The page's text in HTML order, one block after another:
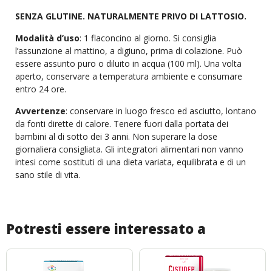
SENZA GLUTINE. NATURALMENTE PRIVO DI LATTOSIO.
Modalità d’uso: 1 flaconcino al giorno. Si consiglia
l’assunzione al mattino, a digiuno, prima di colazione. Può
essere assunto puro o diluito in acqua (100 ml). Una volta
aperto, conservare a temperatura ambiente e consumare
entro 24 ore.
Avvertenze: conservare in luogo fresco ed asciutto, lontano
da fonti dirette di calore. Tenere fuori dalla portata dei
bambini al di sotto dei 3 anni. Non superare la dose
giornaliera consigliata. Gli integratori alimentari non vanno
intesi come sostituti di una dieta variata, equilibrata e di un
sano stile di vita.
Potresti essere interessato a